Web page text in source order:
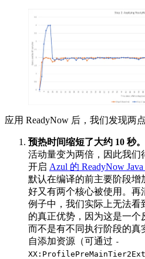
应用 ReadyNow 后，我们发现两点
预热时间缩短了大约 10 秒。
活动量变为两倍，因此我们
开启 Azul 的 ReadyNow
默认在编译的前主要阶段增
好又有两个核心被使用。再
例子中，我们实际上无法看
的真正优势，因为这是一个
而不是有不同执行阶段的
自添加资源（可通过 -